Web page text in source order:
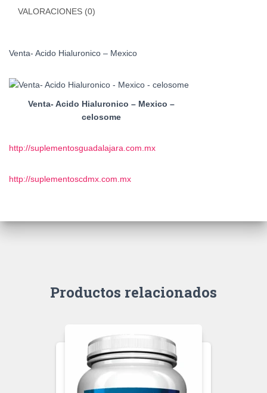
VALORACIONES (0)
Venta- Acido Hialuronico – Mexico
Venta- Acido Hialuronico – Mexico –
celosome
http://suplementosguadalajara.com.mx
http://suplementoscdmx.com.mx
Productos relacionados